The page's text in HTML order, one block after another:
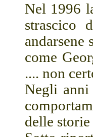
Nel 1996
strascico
come
.... non
Negli anni
delle